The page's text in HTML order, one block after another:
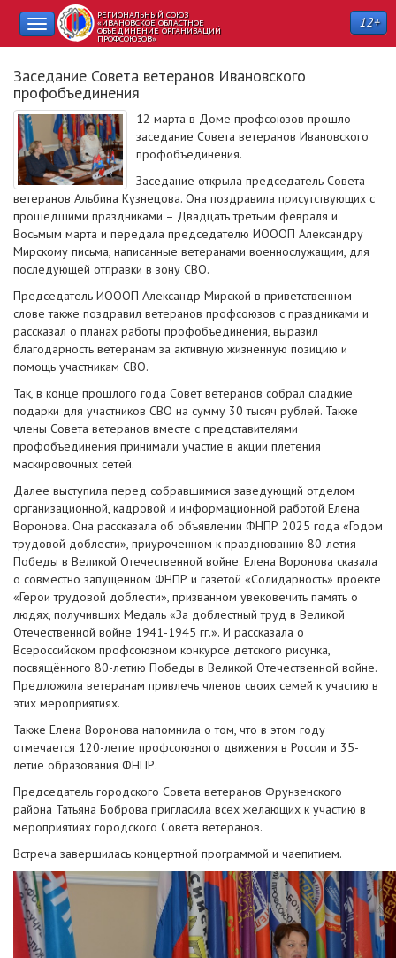
РЕГИОНАЛЬНЫЙ СОЮЗ
«ИВАНОВСКОЕ ОБЛАСТНОЕ
ОБЪЕДИНЕНИЕ ОРГАНИЗАЦИЙ
ПРОФСОЮЗОВ»
12+
Toggle
navigation
Заседание Совета ветеранов Ивановского
профобъединения
12 марта в Доме профсоюзов прошло
заседание Совета ветеранов Ивановского
профобъединения.
Заседание открыла председатель Совета
ветеранов Альбина Кузнецова. Она поздравила присутствующих с
прошедшими праздниками – Двадцать третьим февраля и
Восьмым марта и передала председателю ИОООП Александру
Мирскому письма, написанные ветеранами военнослужащим, для
последующей отправки в зону СВО.
Председатель ИОООП Александр Мирской в приветственном
слове также поздравил ветеранов профсоюзов с праздниками и
рассказал о планах работы профобъединения, выразил
благодарность ветеранам за активную жизненную позицию и
помощь участникам СВО.
Так, в конце прошлого года Совет ветеранов собрал сладкие
подарки для участников СВО на сумму 30 тысяч рублей. Также
члены Совета ветеранов вместе с представителями
профобъединения принимали участие в акции плетения
маскировочных сетей.
Далее выступила перед собравшимися заведующий отделом
организационной, кадровой и информационной работой Елена
Воронова. Она рассказала об объявлении ФНПР 2025 года «Годом
трудовой доблести», приуроченном к празднованию 80-летия
Победы в Великой Отечественной войне. Елена Воронова сказала
о совместно запущенном ФНПР и газетой «Солидарность» проекте
«Герои трудовой доблести», призванном увековечить память о
людях, получивших Медаль «За доблестный труд в Великой
Отечественной войне 1941-1945 гг.». И рассказала о
Всероссийском профсоюзном конкурсе детского рисунка,
посвящённого 80-летию Победы в Великой Отечественной войне.
Предложила ветеранам привлечь членов своих семей к участию в
этих мероприятиях.
Также Елена Воронова напомнила о том, что в этом году
отмечается 120-летие профсоюзного движения в России и 35-
летие образования ФНПР.
Председатель городского Совета ветеранов Фрунзенского
района Татьяна Боброва пригласила всех желающих к участию в
мероприятиях городского Совета ветеранов.
Встреча завершилась концертной программой и чаепитием.